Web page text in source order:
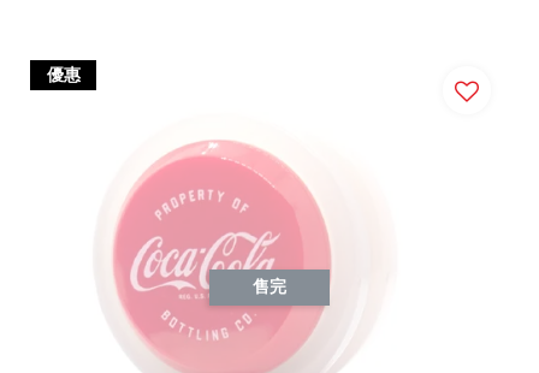
優惠
售完